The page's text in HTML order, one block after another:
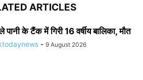
ARTICLES
पानी के टैंक में गिरी 16 वर्षीय बालिका, मौत
- 9 August 2026